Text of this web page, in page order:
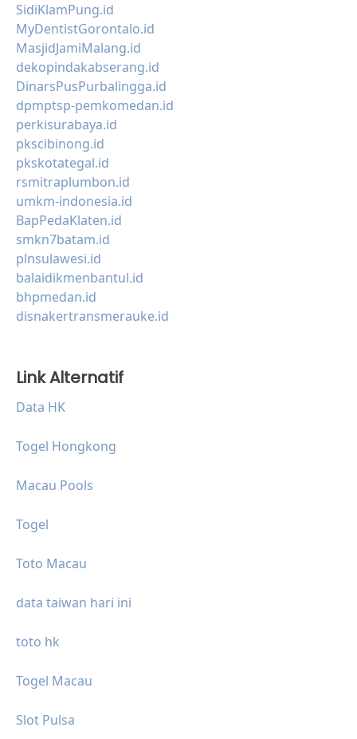
SidiKlamPung.id
MyDentistGorontalo.id
MasjidJamiMalang.id
dekopindakabserang.id
DinarsPusPurbalingga.id
dpmptsp-pemkomedan.id
perkisurabaya.id
pkscibinong.id
pkskotategal.id
rsmitraplumbon.id
umkm-indonesia.id
BapPedaKlaten.id
smkn7batam.id
plnsulawesi.id
balaidikmenbantul.id
bhpmedan.id
disnakertransmerauke.id
Link Alternatif
Data HK
Togel Hongkong
Macau Pools
Togel
Toto Macau
data taiwan hari ini
toto hk
Togel Macau
Slot Pulsa